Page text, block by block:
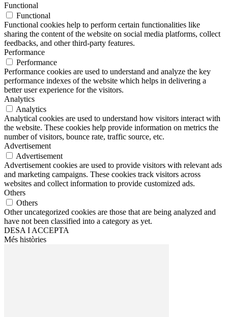
Functional
Functional
Functional cookies help to perform certain functionalities like
sharing the content of the website on social media platforms, collect
feedbacks, and other third-party features.
Performance
Performance
Performance cookies are used to understand and analyze the key
performance indexes of the website which helps in delivering a
better user experience for the visitors.
Analytics
Analytics
Analytical cookies are used to understand how visitors interact with
the website. These cookies help provide information on metrics the
number of visitors, bounce rate, traffic source, etc.
Advertisement
Advertisement
Advertisement cookies are used to provide visitors with relevant ads
and marketing campaigns. These cookies track visitors across
websites and collect information to provide customized ads.
Others
Others
Other uncategorized cookies are those that are being analyzed and
have not been classified into a category as yet.
DESA I ACCEPTA
Més històries